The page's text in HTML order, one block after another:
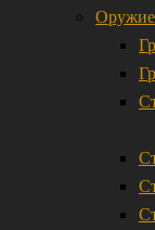
Оружие